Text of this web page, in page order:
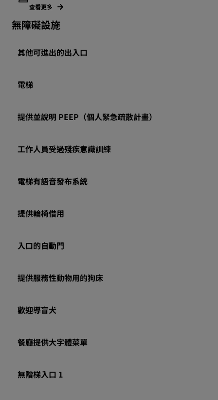
查看更多
無障礙設施
其他可進出的出入口
電梯
提供並說明 PEEP（個人緊急疏散計畫）
工作人員受過殘疾意識訓練
電梯有語音發布系統
提供輪椅借用
入口的自動門
提供服務性動物用的狗床
歡迎導盲犬
餐廳提供大字體菜單
無階梯入口 1